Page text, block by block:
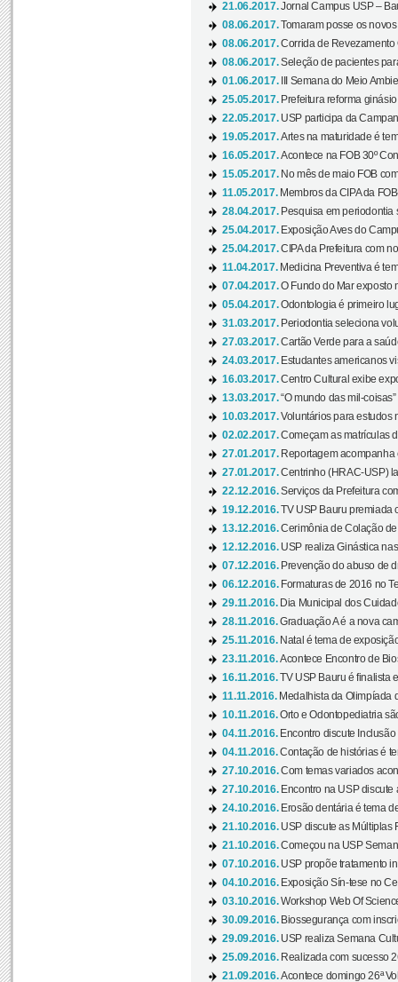
21.06.2017.Jornal Campus USP –
08.06.2017.Tomaram posse os
08.06.2017.Corrida de Revezamento
08.06.2017.Seleção de pacientes
01.06.2017.
III Semana do Meio
25.05.2017. Prefeitura reforma
22.05.2017. USP participa da
19.05.2017.Artes na maturidade é
16.05.2017.Acontece na FOB 30º
15.05.2017. No mês de maio FOB
11.05.2017. Membros da CIPA da
28.04.2017. Pesquisa em periodontia
25.04.2017. Exposição Aves do
25.04.2017.CIPA da Prefeitura com
11.04.2017. Medicina Preventiva é
07.04.2017.O Fundo do Mar exposto
05.04.2017.Odontologia é primeiro
31.03.2017. Periodontia seleciona
27.03.2017.Cartão Verde para a
24.03.2017. Estudantes americanos
16.03.2017.Centro Cultural exibe
13.03.2017.“O mundo das mil-
10.03.2017.Voluntários para estudos
02.02.2017.Começam as matrículas
27.01.2017. Reportagem
27.01.2017.Centrinho (HRAC-USP)
22.12.2016.Serviços da Prefeitura
19.12.2016.TV USP Bauru premiada
13.12.2016.Cerimônia de Colação
12.12.2016. USP realiza Ginástica
07.12.2016. Prevenção do abuso de
06.12.2016. Formaturas de 2016 no
29.11.2016. Dia Municipal dos
28.11.2016.Graduação A é a nova
25.11.2016. Natal é tema de
23.11.2016.Acontece Encontro de
16.11.2016.TV USP Bauru é finalista
11.11.2016. Medalhista da Olimpíada
10.11.2016.Orto e Odontopediatria
04.11.2016. Encontro discute
04.11.2016.Contação de histórias é
27.10.2016.Com temas variados
27.10.2016. Encontro na USP discute
24.10.2016. Erosão dentária é tema
21.10.2016. USP discute as Múltiplas
21.10.2016.Começou na USP
07.10.2016. USP propõe tratamento
04.10.2016. Exposição Sín-tese no
03.10.2016.Workshop Web Of
30.09.2016. Biossegurança com
29.09.2016. USP realiza Semana
25.09.2016. Realizada com sucesso
21.09.2016.Acontece domingo 26ª